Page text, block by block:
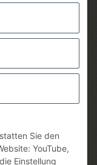
Sie den
YouTube,
Einstellung